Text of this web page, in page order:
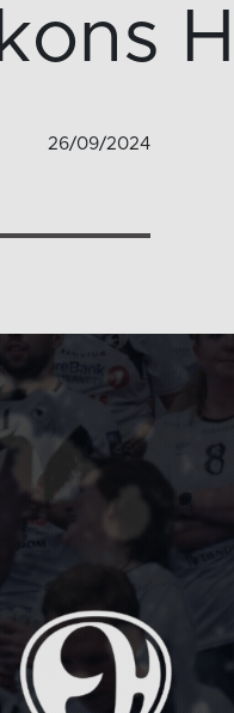
26/09/2024